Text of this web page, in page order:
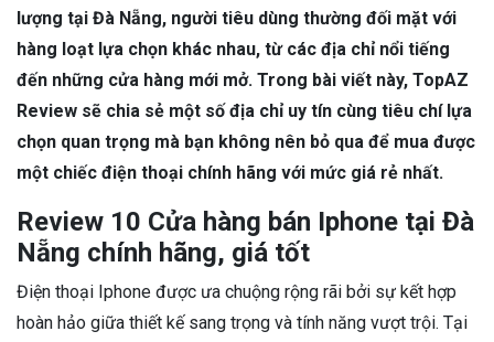
lượng tại Đà Nẵng, người tiêu dùng thường đối mặt với
hàng loạt lựa chọn khác nhau, từ các địa chỉ nổi tiếng
đến những cửa hàng mới mở. Trong bài viết này, TopAZ
Review sẽ chia sẻ một số địa chỉ uy tín cùng tiêu chí lựa
chọn quan trọng mà bạn không nên bỏ qua để mua được
một chiếc điện thoại chính hãng với mức giá rẻ nhất.
Review 10 Cửa hàng bán Iphone tại Đà
Nẵng chính hãng, giá tốt
Điện thoại Iphone được ưa chuộng rộng rãi bởi sự kết hợp
hoàn hảo giữa thiết kế sang trọng và tính năng vượt trội. Tại